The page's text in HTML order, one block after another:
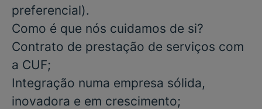
preferencial).
Como é que nós cuidamos de si?
Contrato de prestação de serviços com
a CUF;
Integração numa empresa sólida,
inovadora e em crescimento;